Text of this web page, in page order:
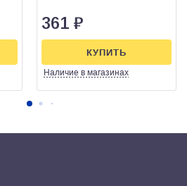
361 ₽
Наличие в магазинах
КУПИТЬ